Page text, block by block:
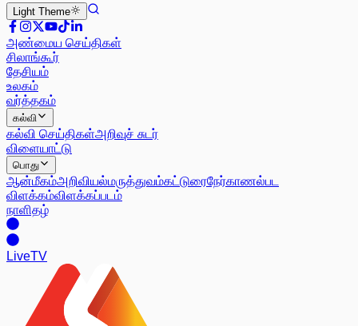
Light Theme
அண்மைய செய்திகள்
சிலாங்கூர்
தேசியம்
உலகம்
வர்த்தகம்
கல்வி
கல்வி செய்திகள்அறிவுச் சுடர்
விளையாட்டு
பொது
ஆன்மீகம்அறிவியல்மருத்துவம்கட்டுரைநேர்காணல்பட
விளக்கம்விளக்கப்படம்
நாளிதழ்
LiveTV